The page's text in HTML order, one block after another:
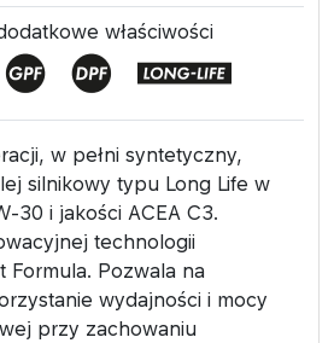
właściwości
w pełni syntetyczny,
silnikowy typu Long Life w
30 i jakości ACEA C3.
technologii
Formula. Pozwala na
wydajności i mocy
przy zachowaniu